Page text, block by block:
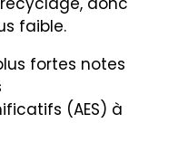
faible.
fortes notes
(AES) à